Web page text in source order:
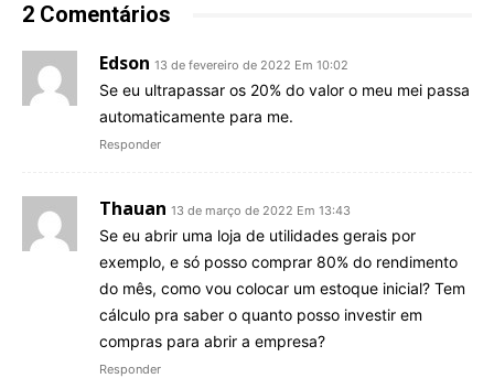
2 Comentários
Edson 13 de fevereiro de 2022 Em 10:02
Se eu ultrapassar os 20% do valor o meu mei passa
automaticamente para me.
Responder
Thauan 13 de março de 2022 Em 13:43
Se eu abrir uma loja de utilidades gerais por
exemplo, e só posso comprar 80% do rendimento
do mês, como vou colocar um estoque inicial? Tem
cálculo pra saber o quanto posso investir em
compras para abrir a empresa?
Responder